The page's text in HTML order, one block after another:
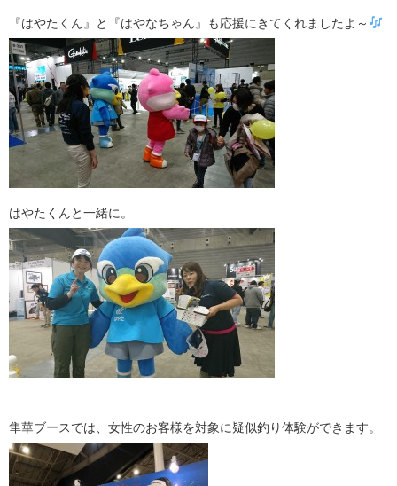
『はやたくん』と『はやなちゃん』も応援にきてくれましたよ～
はやたくんと一緒に。
隼華ブースでは、女性のお客様を対象に疑似釣り体験ができます。